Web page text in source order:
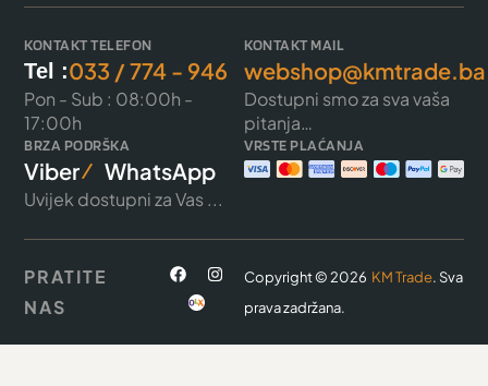
KONTAKT TELEFON
Tel :033 / 774 - 946
Pon - Sub : 08:00h -
17:00h
KONTAKT MAIL
webshop@kmtrade.ba
Dostupni smo za sva vaša
pitanja…
BRZA PODRŠKA
Viber WhatsApp
Uvijek dostupni za Vas ...
VRSTE PLAĆANJA
Copyright © 2026 KM Trade. Sva
prava zadržana.
PRATITE
NAS